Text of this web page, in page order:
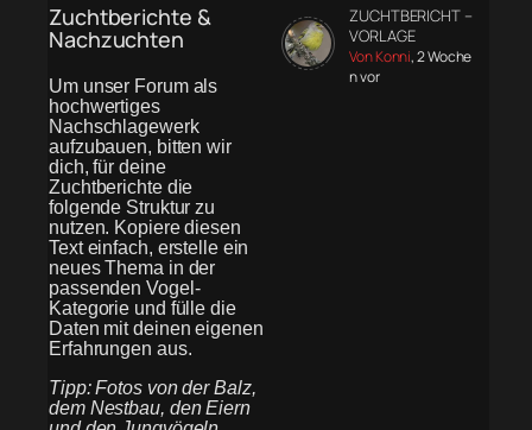
Zuchtberichte &
Nachzuchten
Um unser Forum als
hochwertiges
Nachschlagewerk
aufzubauen, bitten wir
dich, für deine
Zuchtberichte die
folgende Struktur zu
nutzen. Kopiere diesen
Text einfach, erstelle ein
neues Thema in der
passenden Vogel-
Kategorie und fülle die
Daten mit deinen eigenen
Erfahrungen aus.
Tipp: Fotos von der Balz,
dem Nestbau, den Eiern
ZUCHTBERICHT –
VORLAGE
Von Konni, 2 Woche
n vor